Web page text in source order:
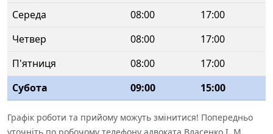
Середа
08:00
17:00
Четвер
08:00
17:00
П'ятниця
08:00
17:00
Субота
09:00 15:00
Графік роботи та прийому можуть змінитися! Попередньо